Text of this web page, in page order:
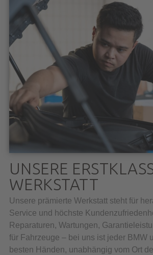
UNSERE
WERKSTATT
Unsere prämierte Werkstatt steht für
Service und höchste
Reparaturen, Wartungen,
für Fahrzeuge – bei uns ist jeder BMW
besten Händen, unabhängig vom Ort